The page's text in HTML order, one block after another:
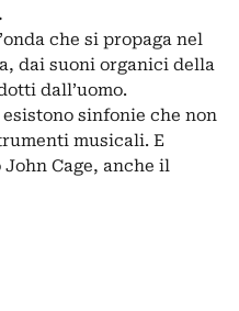
che si propaga nel
dai suoni organici della
dall’uomo.
sinfonie che non
musicali. E
Cage, anche il